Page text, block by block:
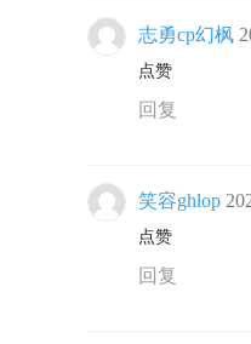
志勇cp幻枫
点赞
回复
笑容ghlop
点赞
回复